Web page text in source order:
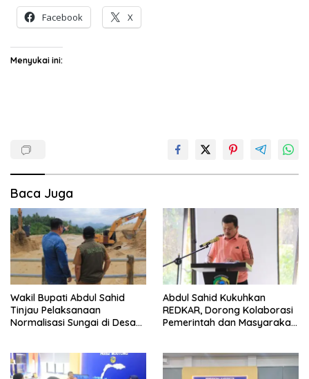
Facebook X
Menyukai ini:
Baca Juga
Wakil Bupati Abdul Sahid
Tinjau Pelaksanaan
Normalisasi Sungai di Desa
Abdul Sahid Kukuhkan
REDKAR, Dorong Kolaborasi
Pemerintah dan Masyarakat